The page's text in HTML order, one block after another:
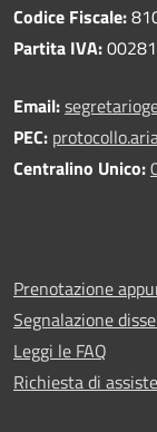
Codice Fiscale:
Partita IVA:
Email:
PEC:
Centralino Unico:
Prenotazione
Segnalazione
Leggi le FAQ
Richiesta di